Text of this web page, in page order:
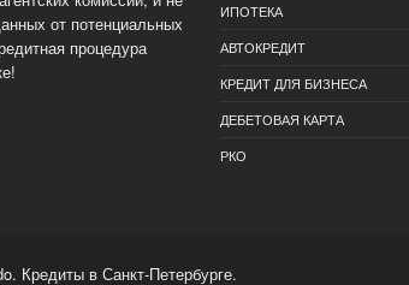
от потенциальных
процедура
ИПОТЕКА
АВТОКРЕДИТ
КРЕДИТ ДЛЯ БИЗНЕСА
ДЕБЕТОВАЯ КАРТА
РКО
Кредиты в Санкт-Петербурге.